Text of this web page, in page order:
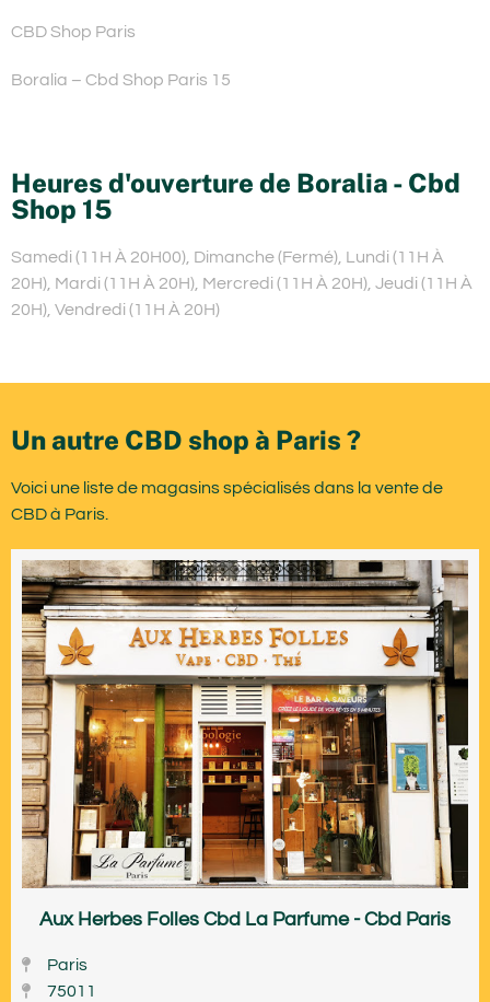
CBD Shop Paris
Boralia – Cbd Shop Paris 15
Heures d'ouverture de Boralia - Cbd
Shop 15
Samedi (11H À 20H00), Dimanche (Fermé), Lundi (11H À
20H), Mardi (11H À 20H), Mercredi (11H À 20H), Jeudi (11H À
20H), Vendredi (11H À 20H)
Un autre CBD shop à Paris ?
Voici une liste de magasins spécialisés dans la vente de
CBD à Paris.
Aux Herbes Folles Cbd La Parfume - Cbd Paris
Paris
75011